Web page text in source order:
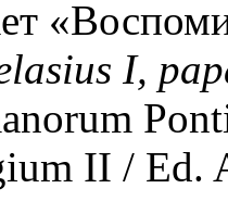
I,
II / Ed.